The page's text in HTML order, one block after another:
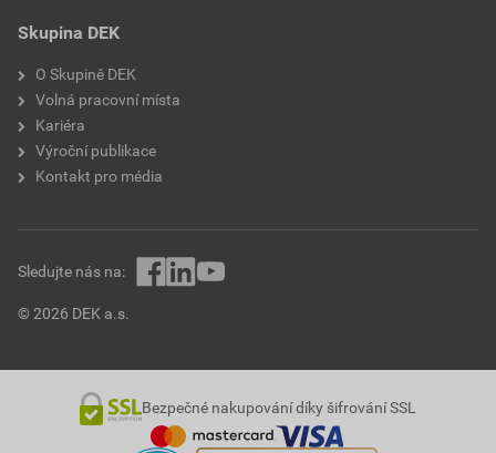
Skupina DEK
O Skupině DEK
Volná pracovní místa
Kariéra
Výroční publikace
Kontakt pro média
© 2026 DEK a.s.
Sledujte nás na:
Bezpečné nakupování díky šifrování SSL